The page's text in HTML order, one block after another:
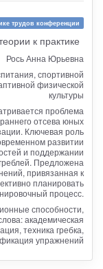
трудов конференции
к практике
Рось Анна Юрьевна
спортивной
физической
культуры
проблема
отсева юных
Ключевая роль
развитии
и поддержании
Предложена
привязанная к
планировать
процесс.
способности,
академическая
техника гребка,
упражнений